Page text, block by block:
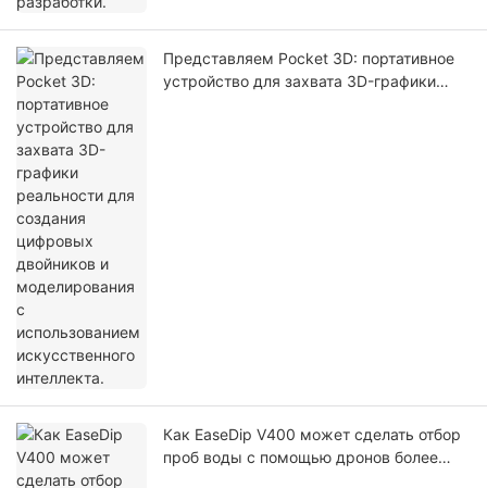
Представляем Pocket 3D: портативное
устройство для захвата 3D-графики
Как EaseDip V400 может сделать отбор
проб воды с помощью дронов более